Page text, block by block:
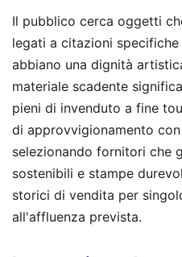
Il pubblico cerca oggetti
legati a citazioni
abbiano una dignità
materiale scadente
pieni di invenduto a fine
di approvvigionamento
selezionando fornitori che
sostenibili e stampe
storici di vendita per
all'affluenza prevista.